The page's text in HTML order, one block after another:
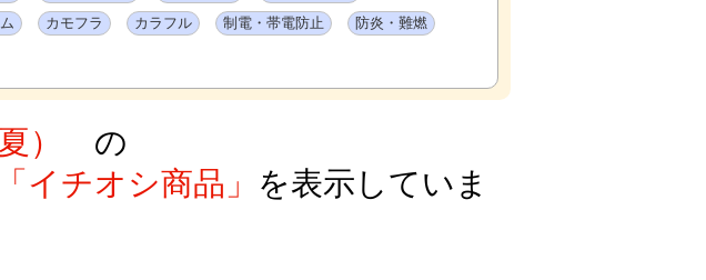
カモフラ カラフル 制電・帯電防止
防炎・難燃
） の
「イチオシ商品」 を表示していま